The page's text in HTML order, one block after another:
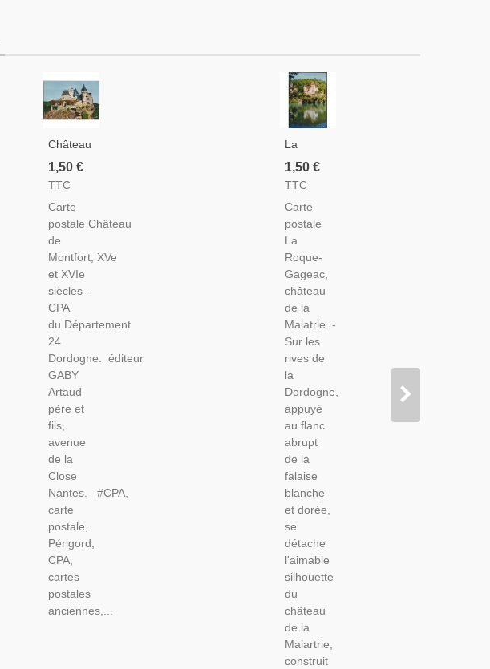
Château
De
Montfort
Postale
Département
24
Dordogne
1,50 €
TTC
Carte
postale Château
de
Montfort, XVe
et XVIe
siècles -
CPA
du Département
24
Dordogne. éditeur
GABY
Artaud
père et
fils,
avenue
de la
Close
Nantes. #CPA,
carte
postale,
Périgord,
CPA,
cartes
postales
anciennes,...
La
Roque-
Gageac,
De La
Malartrie,
Carte
Postale
Département
24
Dordogne
-
Châteaux,
1,50 €
TTC
Carte
postale
La
Roque-
Gageac,
château
de la
Malatrie. -
Sur les
rives de
la
Dordogne,
appuyé
au flanc
abrupt
de la
falaise
blanche
et dorée,
se
détache
l'aimable
silhouette
du
château
de la
Malartrie,
construit